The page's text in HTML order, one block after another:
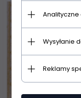
Wysyłanie
Reklamy